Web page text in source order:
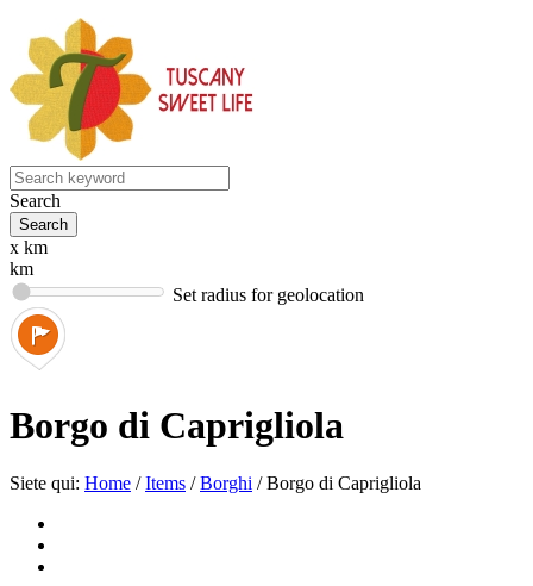
Search
x km
km
Set radius for geolocation
Borgo di Caprigliola
Siete qui: Home / Items / Borghi / Borgo di Caprigliola